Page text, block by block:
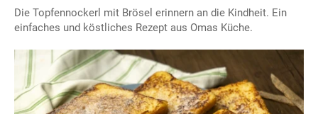
Die Topfennockerl mit Brösel erinnern an die Kindheit. Ein
einfaches und köstliches Rezept aus Omas Küche.